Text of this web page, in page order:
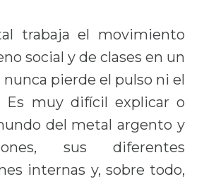
trabaja el movimiento
social y de clases en un
pierde el pulso ni el
Es muy difícil explicar o
del metal argento y
sus diferentes
internas y, sobre todo,